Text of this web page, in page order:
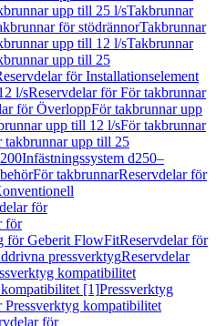
upp till 25 l/sTakbrunnar
för stödrännorTakbrunnar
upp till 12 l/sTakbrunnar
upp till 25
för Installationselement
l/sReservdelar för För takbrunnar
för ÖverloppFör takbrunnar upp
upp till 12 l/sFör takbrunnar
takbrunnar upp till 25
Infästningssystem d250–
För takbrunnarReservdelar för
för
för
för Geberit FlowFitReservdelar för
pressverktygReservdelar
kompatibilitet
[1]Pressverktyg
Pressverktyg kompatibilitet
för